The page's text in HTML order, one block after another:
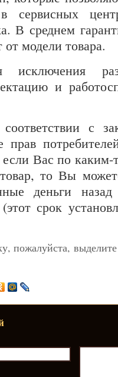
сервисных
В среднем
модели товара.
исключения
и
с
прав
Вас по
то Вы
деньги
срок
пожалуйста,